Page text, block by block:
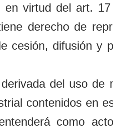
en virtud del art.
derecho de
cesión, difusión y
del uso de
contenidos en
como